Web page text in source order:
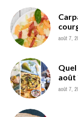
août 7,
Quel
août
août 7,